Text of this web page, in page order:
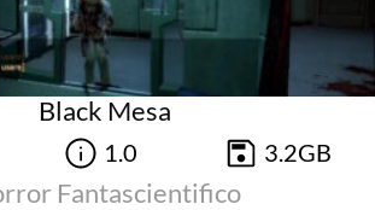
Black Mesa
1.0 3.2GB
Fantascientifico